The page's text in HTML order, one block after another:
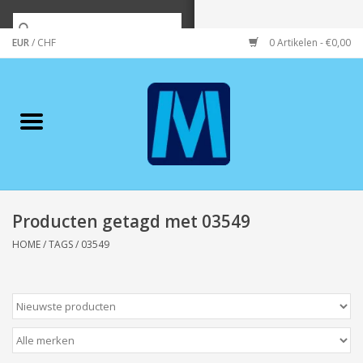
EUR/ CHF 0 Artikelen - €0,00
Merken
Wonen/koken/huishouden
Wenskaarten
Zeeuws/Streek
Producten getagd met 03549
HOME/TAGS/ 03549